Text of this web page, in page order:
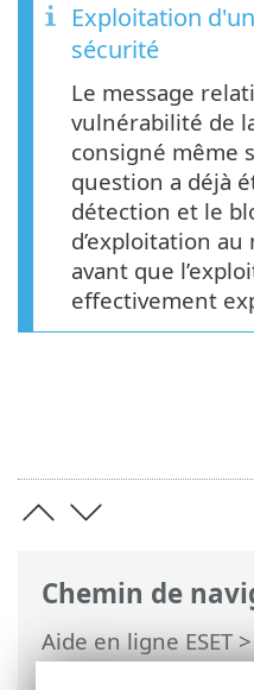
Chemin de
Aide en ligne ESET
Antivirus>
Exploitation
sécurité
Le message
vulnérabilité de
consigné même
question a déjà
détection et le
d’exploitation
avant que
effectivement